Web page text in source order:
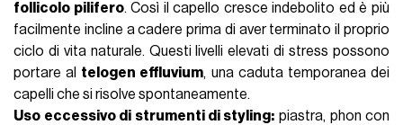
follicolo pilifero. Così il capello cresce indebolito ed è più
facilmente incline a cadere prima di aver terminato il proprio
ciclo di vita naturale. Questi livelli elevati di stress possono
portare al telogen effluvium, una caduta temporanea dei
capelli che si risolve spontaneamente.
Uso eccessivo di strumenti di styling: piastra, phon con